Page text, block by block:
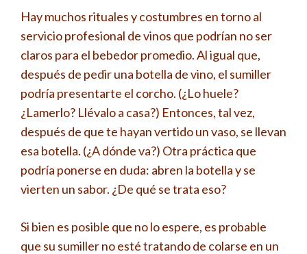
Hay muchos rituales y costumbres en torno al
servicio profesional de vinos que podrían no ser
claros para el bebedor promedio. Al igual que,
después de pedir una botella de vino, el sumiller
podría presentarte el corcho. (¿Lo huele?
¿Lamerlo? Llévalo a casa?) Entonces, tal vez,
después de que te hayan vertido un vaso, se llevan
esa botella. (¿A dónde va?) Otra práctica que
podría ponerse en duda: abren la botella y se
vierten un sabor. ¿De qué se trata eso?
Si bien es posible que no lo espere, es probable
que su sumiller no esté tratando de colarse en un